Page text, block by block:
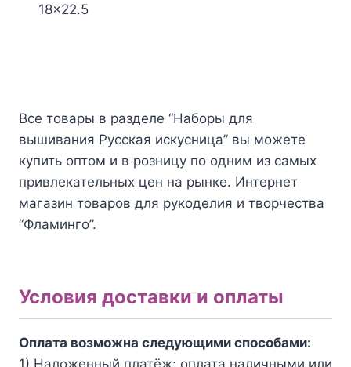
Русская
искусница
№357
Св.
Александра
18x22.5
Все товары в разделе “Наборы для
вышивания Русская искусница” вы можете
купить оптом и в розницу по одним из самых
привлекательных цен на рынке. Интернет
магазин товаров для рукоделия и творчества
“Фламинго”.
Условия доставки и оплаты
Оплата возможна следующими способами: